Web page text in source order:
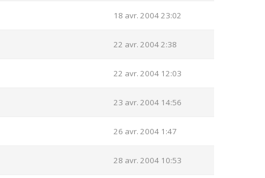
18 avr. 2004 23:02
22 avr. 2004 2:38
22 avr. 2004 12:03
23 avr. 2004 14:56
26 avr. 2004 1:47
28 avr. 2004 10:53